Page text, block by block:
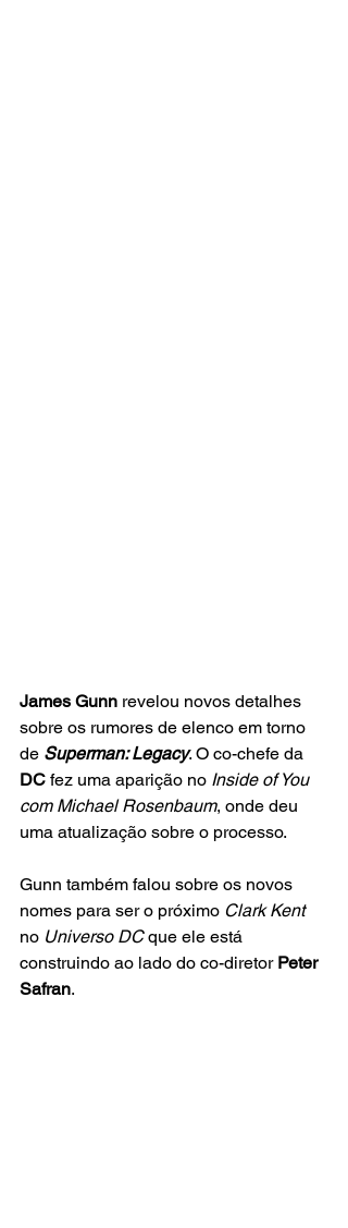
James Gunn revelou novos detalhes
sobre os rumores de elenco em torno
de Superman: Legacy. O co-chefe da
DC fez uma aparição no Inside of You
com Michael Rosenbaum, onde deu
uma atualização sobre o processo.
Gunn também falou sobre os novos
nomes para ser o próximo Clark Kent
no Universo DC que ele está
construindo ao lado do co-diretor Peter
Safran.